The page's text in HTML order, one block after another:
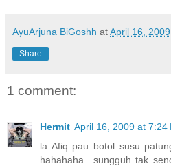
AyuArjuna BiGoshh atApril 16, 2009
Share
1 comment:
Hermit April 16, 2009 at 7:24
la Afiq pau botol susu
hahahaha.. sungguh tak